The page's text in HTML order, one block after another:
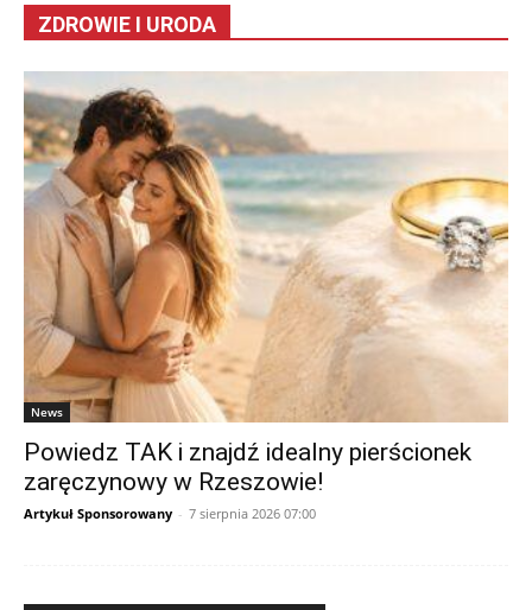
ZDROWIE I URODA
News
Powiedz TAK i znajdź idealny pierścionek
zaręczynowy w Rzeszowie!
Artykuł Sponsorowany - 7 sierpnia 2026 07:00